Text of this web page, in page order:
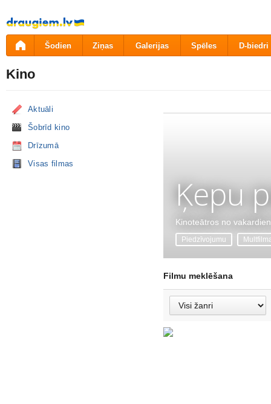
Pāriet
uz
saturu
Šodien Ziņas Galerijas Spēles D-biedri
Kino
Aktuāli
Šobrīd kino
Drīzumā
Visas filmas
Ķepu
Kinoteātros no
Piedzīvojumu
Filmu meklēšana